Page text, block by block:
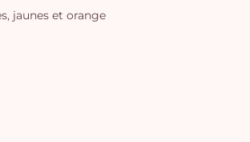
jaunes et orange